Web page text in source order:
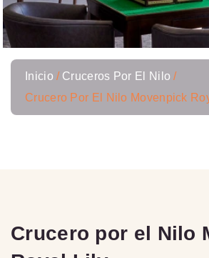
Inicio
Cruceros Por El Nilo
Crucero Por El Nilo Movenpick
Crucero por el Nilo